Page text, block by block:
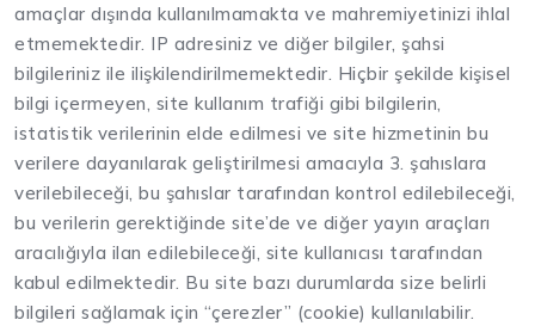
amaçlar dışında kullanılmamakta ve mahremiyetinizi ihlal
etmemektedir. IP adresiniz ve diğer bilgiler, şahsi
bilgileriniz ile ilişkilendirilmemektedir. Hiçbir şekilde kişisel
bilgi içermeyen, site kullanım trafiği gibi bilgilerin,
istatistik verilerinin elde edilmesi ve site hizmetinin bu
verilere dayanılarak geliştirilmesi amacıyla 3. şahıslara
verilebileceği, bu şahıslar tarafından kontrol edilebileceği,
bu verilerin gerektiğinde site’de ve diğer yayın araçları
aracılığıyla ilan edilebileceği, site kullanıcısı tarafından
kabul edilmektedir. Bu site bazı durumlarda size belirli
bilgileri sağlamak için “çerezler” (cookie) kullanılabilir.